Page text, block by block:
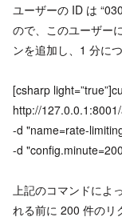
ユーザーの ID は
ので、このユーザー
ンを追加し、1 分に
[csharp
http://
-d "name=rate-
-d
上記のコマンドによ
れる前に 200 件のリ